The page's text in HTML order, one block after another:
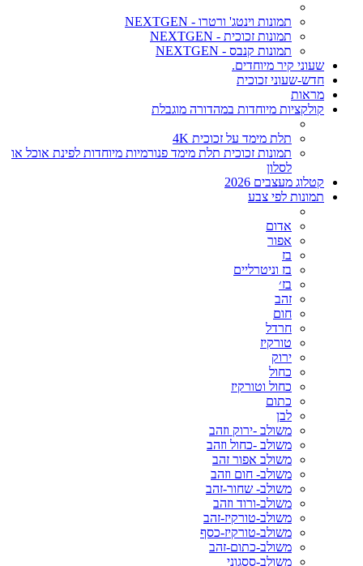
תמונות וינטג' ורטרו - NEXTGEN
תמונות זכוכית - NEXTGEN
תמונות קנבס - NEXTGEN
שעוני קיר מיוחדים.
חדש-שעוני זכוכית
מראות
קולקציות מיוחדות במהדורה מוגבלת
תלת מימד על זכוכית 4K
תמונות זכוכית תלת מימד פנורמיות מיוחדות לפינת אוכל או
לסלון
קטלוג מעצבים 2026
תמונות לפי צבע
אדום
אפור
בז
בז וניטרליים
בז׳
זהב
חום
חרדל
טורקיז
ירוק
כחול
כחול וטורקיז
כתום
לבן
משולב -ירוק וזהב
משולב -כחול וזהב
משולב אפור זהב
משולב- חום וזהב
משולב- שחור-זהב
משולב-ורוד וזהב
משולב-טורקיז-זהב
משולב-טורקיז-כסף
משולב-כתום-זהב
משולב-ססגוני